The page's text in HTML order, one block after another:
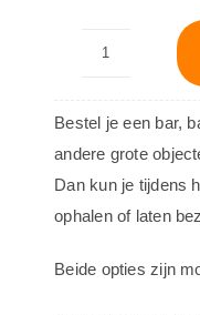
met
drinkfases
aantal
Bestel je een bar,
andere grote
Dan kun je tijdens
ophalen of laten
Beide opties zijn